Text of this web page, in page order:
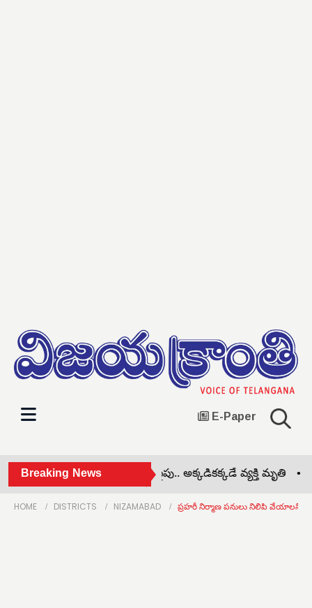
E-Paper
Breaking News
తీగలను తాకిన ఇనుప పైపు.. అక్కడికక్కడే వ్యక్తి మృతి •
HOME DISTRICTS NIZAMABAD ప్రహరీ నిర్మాణ పనులు నిలిపి వేయాలని స్టే